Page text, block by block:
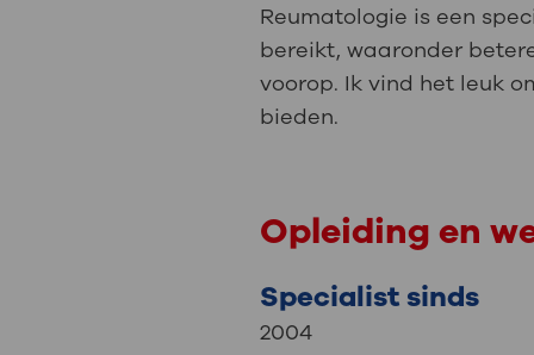
Uw
Contact
Reumatologie is een
bereikt, waaronder
voorop. Ik vind het leuk
bieden.
Opleiding en
Specialist sinds
2004